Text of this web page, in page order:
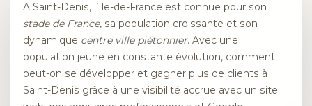
A Saint-Denis, l’Ile-de-France est connue pour son
stade de France, sa population croissante et son
dynamique centre ville piétonnier. Avec une
population jeune en constante évolution, comment
peut-on se développer et gagner plus de clients à
Saint-Denis grâce à une visibilité accrue avec un site